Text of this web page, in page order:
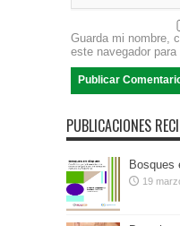
Guarda mi nombre,
este navegador
PUBLICACIONES
Bosques
19